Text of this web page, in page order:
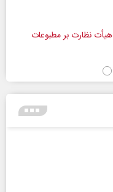
نظارت بر مطبوعات